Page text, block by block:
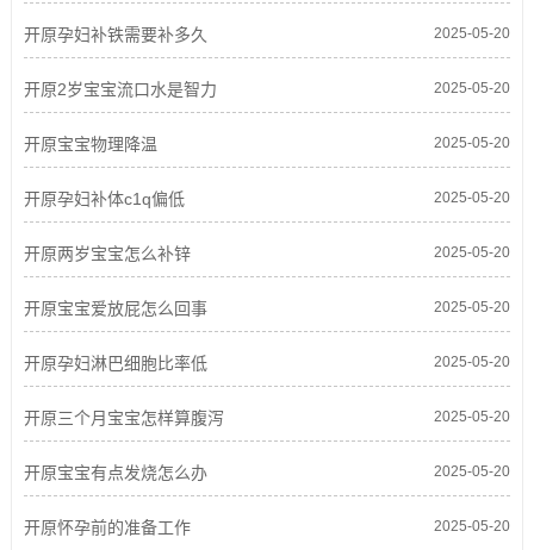
开原孕妇补铁需要补多久 2025-05-20
开原2岁宝宝流口水是智力 2025-05-20
开原宝宝物理降温 2025-05-20
开原孕妇补体c1q偏低 2025-05-20
开原两岁宝宝怎么补锌 2025-05-20
开原宝宝爱放屁怎么回事 2025-05-20
开原孕妇淋巴细胞比率低 2025-05-20
开原三个月宝宝怎样算腹泻 2025-05-20
开原宝宝有点发烧怎么办 2025-05-20
开原怀孕前的准备工作 2025-05-20